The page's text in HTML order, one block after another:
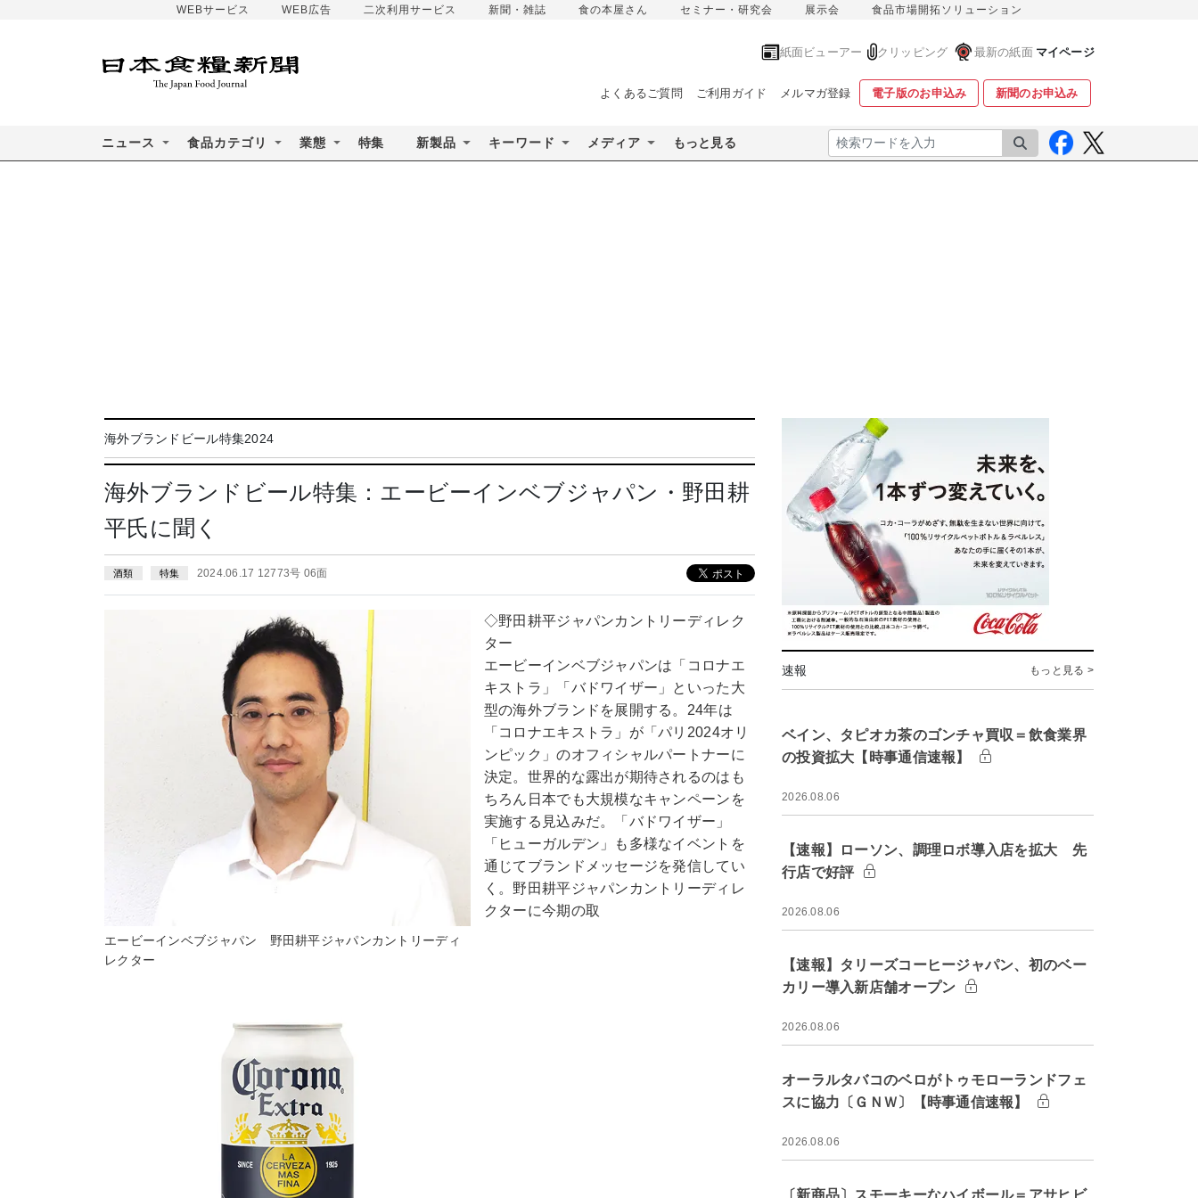
WEBサービス WEB広告 二次利用サービス 新聞・雑誌 食の本屋さん セミナー・研究会 展示会 食品市場開拓ソリューション
紙面ビューアー クリッピング 最新の紙面 マイページ
よくあるご質問 ご利用ガイド メルマガ登録 電子版のお申込み 新聞のお申込み
ニュース 食品カテゴリ 業態 特集 新製品 キーワード メディア もっと見る 検索
海外ブランドビール特集2024
海外ブランドビール特集：エービーインベブジャパン・野田耕
平氏に聞く
酒類 特集 2024.06.17 12773号 06面
エービーインベブジャパン 野田耕平ジャパンカントリーディ
レクター
◇野田耕平ジャパンカントリーディレク
ター
エービーインベブジャパンは「コロナエ
キストラ」「バドワイザー」といった大
型の海外ブランドを展開する。24年は
「コロナエキストラ」が「パリ2024オリ
ンピック」のオフィシャルパートナーに
決定。世界的な露出が期待されるのはも
ちろん日本でも大規模なキャンペーンを
実施する見込みだ。「バドワイザー」
「ヒューガルデン」も多様なイベントを
通じてブランドメッセージを発信してい
く。野田耕平ジャパンカントリーディレ
クターに今期の取
速報 もっと見る >
ベイン、タピオカ茶のゴンチャ買収＝飲食業界
の投資拡大【時事通信速報】
2026.08.06
【速報】ローソン、調理ロボ導入店を拡大 先
行店で好評
2026.08.06
【速報】タリーズコーヒージャパン、初のベー
カリー導入新店舗オープン
2026.08.06
オーラルタバコのベロがトゥモローランドフェ
スに協力〔ＧＮＷ〕【時事通信速報】
2026.08.06
〔新商品〕スモーキーなハイボール＝アサヒビ